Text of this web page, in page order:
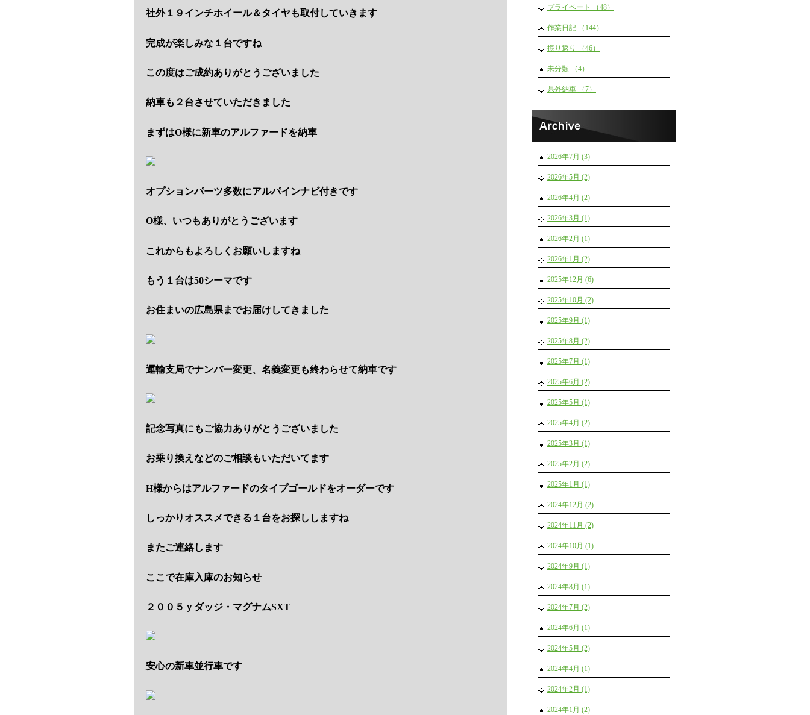
社外１９インチホイール＆タイヤも取付していきます
完成が楽しみな１台ですね
この度はご成約ありがとうございました
納車も２台させていただきました
まずはO様に新車のアルファードを納車
オプションパーツ多数にアルパインナビ付きです
O様、いつもありがとうございます
これからもよろしくお願いしますね
もう１台は50シーマです
お住まいの広島県までお届けしてきました
運輸支局でナンバー変更、名義変更も終わらせて納車です
記念写真にもご協力ありがとうございました
お乗り換えなどのご相談もいただいてます
H様からはアルファードのタイプゴールドをオーダーです
しっかりオススメできる１台をお探ししますね
またご連絡します
ここで在庫入庫のお知らせ
２００５ｙダッジ・マグナムSXT
安心の新車並行車です
プライベート （48）
作業日記 （144）
振り返り （46）
未分類 （4）
県外納車 （7）
2026年7月 (3)
2026年5月 (2)
2026年4月 (2)
2026年3月 (1)
2026年2月 (1)
2026年1月 (2)
2025年12月 (6)
2025年10月 (2)
2025年9月 (1)
2025年8月 (2)
2025年7月 (1)
2025年6月 (2)
2025年5月 (1)
2025年4月 (2)
2025年3月 (1)
2025年2月 (2)
2025年1月 (1)
2024年12月 (2)
2024年11月 (2)
2024年10月 (1)
2024年9月 (1)
2024年8月 (1)
2024年7月 (2)
2024年6月 (1)
2024年5月 (2)
2024年4月 (1)
2024年2月 (1)
2024年1月 (2)